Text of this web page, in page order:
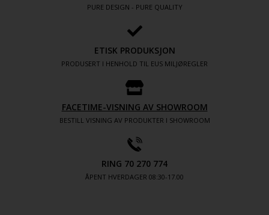
PURE DESIGN - PURE QUALITY
ETISK PRODUKSJON
PRODUSERT I HENHOLD TIL EUS MILJØREGLER
FACETIME-VISNING AV SHOWROOM
BESTILL VISNING AV PRODUKTER I SHOWROOM
RING 70 270 774
ÅPENT HVERDAGER 08:30-17.00